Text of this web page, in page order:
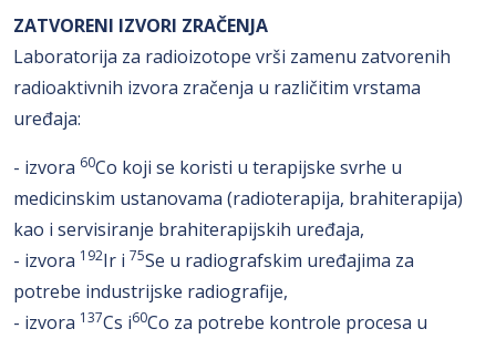
ZATVORENI IZVORI ZRAČENJA
Laboratorija za radioizotope vrši zamenu zatvorenih
radioaktivnih izvora zračenja u različitim vrstama
uređaja:
- izvora 60Co koji se koristi u terapijske svrhe u
medicinskim ustanovama (radioterapija, brahiterapija)
kao i servisiranje brahiterapijskih uređaja,
- izvora 192Ir i 75Se u radiografskim uređajima za
potrebe industrijske radiografije,
- izvora 137Cs i60Co za potrebe kontrole procesa u